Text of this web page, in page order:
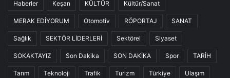
Haberler Keşan KÜLTÜR Kültür/Sanat
MERAK EDİYORUM Otomotiv RÖPORTAJ SANAT
Sağlık SEKTÖR LİDERLERİ Sektörel Siyaset
SOKAKTAYIZ Son Dakika SON DAKİKA Spor TARİH
Tarım Teknoloji Trafik Turizm Türkiye Ulaşım